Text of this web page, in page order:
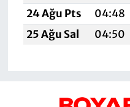
24 Ağu Pts
04:48
25 Ağu Sal
04:50